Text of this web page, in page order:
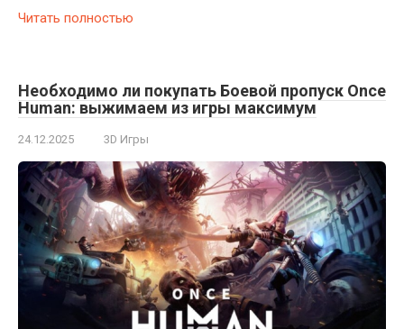
Читать полностью
Необходимо ли покупать Боевой пропуск Once
Human: выжимаем из игры максимум
24.12.2025 3D Игры